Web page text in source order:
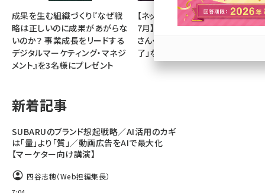
note (2312)
セミナー (2303)
z世代 (1622)
llmo (1161)
成果を生む組織づくり『なぜ戦
略は正しいのに成果があがらな
いのか？ 事業成長をリードする
デジタルマーケティング・マネジ
メント』を3名様にプレゼント
【ネットミーム振り返り・2026年
7月】「映画ちいかわ」「佐藤二朗
さん・橋本愛さん」「POPOPO終
了」など
新着記事
SUBARUのブランド想起戦略／AI活用のカギ
は「量」より「質」／動画広告をAIで最大化
【マーケター向け講演】
四谷志穂（Web担編集長）